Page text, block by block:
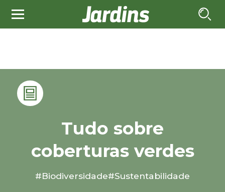
Tudo sobre
coberturas verdes
#Biodiversidade#Sustentabilidade